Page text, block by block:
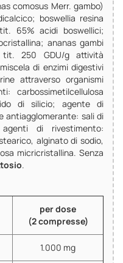
comosus Merr. gambo)
boswellia resina
65% acidi boswellici;
ananas gambi
tit. 250 GDU/g attività
di enzimi digestivi
attraverso organismi
carbossimetilcellulosa
di silicio; agente di
antiagglomerante: sali di
di rivestimento:
alginato di sodio,
micricristallina. Senza
.
per dose
(2 compresse)
1.000 mg